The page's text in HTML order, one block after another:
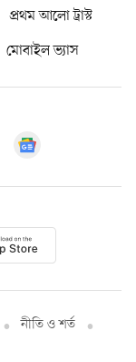
প্রথম আলো ট্রাস্ট
মোবাইল ভ্যাস
নীতি ও শর্ত